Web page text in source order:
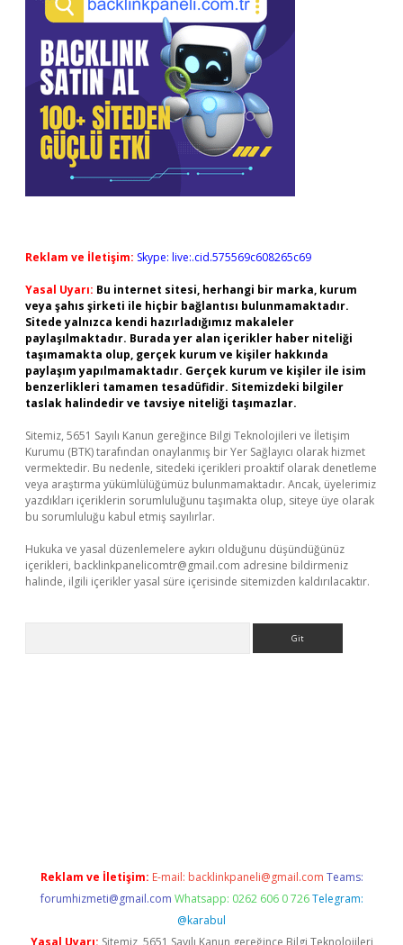
Reklam ve İletişim: Skype: live:.cid.575569c608265c69
Yasal Uyarı: Bu internet sitesi, herhangi bir marka, kurum
veya şahıs şirketi ile hiçbir bağlantısı bulunmamaktadır.
Sitede yalnızca kendi hazırladığımız makaleler
paylaşılmaktadır. Burada yer alan içerikler haber niteliği
taşımamakta olup, gerçek kurum ve kişiler hakkında
paylaşım yapılmamaktadır. Gerçek kurum ve kişiler ile isim
benzerlikleri tamamen tesadüfidir. Sitemizdeki bilgiler
taslak halindedir ve tavsiye niteliği taşımazlar.
Sitemiz, 5651 Sayılı Kanun gereğince Bilgi Teknolojileri ve İletişim
Kurumu (BTK) tarafından onaylanmış bir Yer Sağlayıcı olarak hizmet
vermektedir. Bu nedenle, sitedeki içerikleri proaktif olarak denetleme
veya araştırma yükümlülüğümüz bulunmamaktadır. Ancak, üyelerimiz
yazdıkları içeriklerin sorumluluğunu taşımakta olup, siteye üye olarak
bu sorumluluğu kabul etmiş sayılırlar.
Hukuka ve yasal düzenlemelere aykırı olduğunu düşündüğünüz
içerikleri, backlinkpanelicomtr@gmail.com adresine bildirmeniz
halinde, ilgili içerikler yasal süre içerisinde sitemizden kaldırılacaktır.
Reklam ve İletişim: E-mail: backlinkpaneli@gmail.com Teams:
forumhizmeti@gmail.com Whatsapp: 0262 606 0 726 Telegram:
@karabul
Yasal Uyarı: Sitemiz, 5651 Sayılı Kanun gereğince Bilgi Teknolojileri